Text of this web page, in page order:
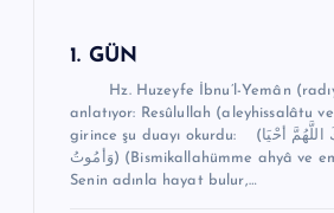
1. GÜN
Hz. Huzeyfe İbnu’l-Yemân
anlatıyor: Resûlullah (aleyhissalâtu
girince şu duayı okurdu: (بِاسْمِكَ اللَّهُمَّ أحْيَا
وَأمُوتُ) (Bismikallahümme ahyâ ve emûtü) “Allahım!
Senin adınla hayat bulur,…